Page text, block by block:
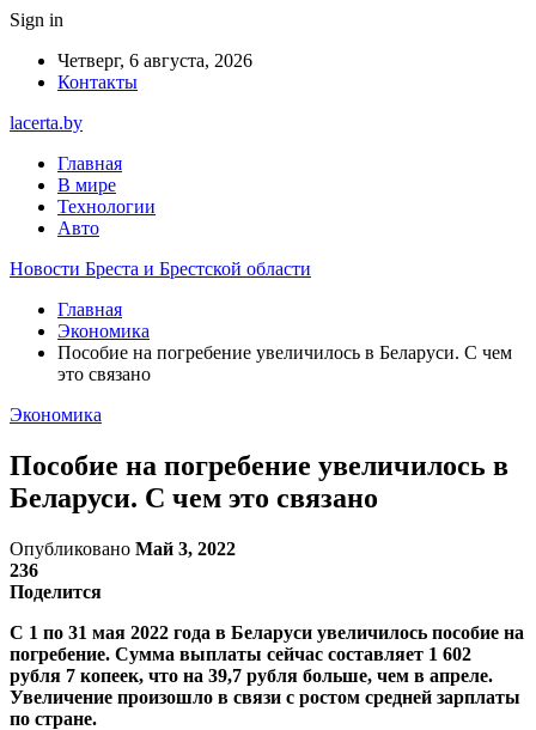
Sign in
Четверг, 6 августа, 2026
Контакты
lacerta.by
Главная
В мире
Технологии
Авто
Новости Бреста и Брестской области
Главная
Экономика
Пособие на погребение увеличилось в Беларуси. С чем
это связано
Экономика
Пособие на погребение увеличилось в
Беларуси. С чем это связано
Опубликовано Май 3, 2022
236
Поделится
С 1 по 31 мая 2022 года в Беларуси увеличилось пособие на
погребение. Сумма выплаты сейчас составляет 1 602
рубля 7 копеек, что на 39,7 рубля больше, чем в апреле.
Увеличение произошло в связи с ростом средней зарплаты
по стране.